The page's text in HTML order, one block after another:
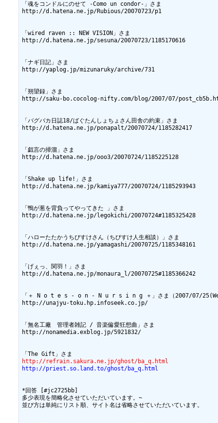
「魂をコンドルにのせて -Como un condor-」さま
http://d.hatena.ne.jp/Rubious/20070723/p1
「wired raven :: NEW VISION」さま
http://d.hatena.ne.jp/sesuna/20070723/1185170616
「ナギ日記」さま
http://yaplog.jp/mizunaruky/archive/731
「朔望録」さま
http://saku-bo.cocolog-nifty.com/blog/2007/07/
「バグバカ日誌18/ばぐたんしょちょさん田舎の約束」さま
http://d.hatena.ne.jp/ponapalt/20070724/1185282417
「戯言の掃溜」さま
http://d.hatena.ne.jp/ooo3/20070724/1185225128
「Shake up life!」さま
http://d.hatena.ne.jp/kamiya777/20070724/1185293943
「鴨が葱を背負ってやってきた 」さま
http://d.hatena.ne.jp/legokichi/20070724#1185325428
「ハローたたかうちびすけさん（ちびすけ人生相談）」さま
http://d.hatena.ne.jp/yamagashi/20070725/1185348161
「げぇっ、関羽！」さま
http://d.hatena.ne.jp/monaura_l/20070725#1185366242
「＋ N o t e s - o n - N u r s i n g ＋」さま（2007/07/
http://unajyu-toku.hp.infoseek.co.jp/
「無名工廠　管理者雑記 / 音楽偏愛狂想曲」さま
http://nonamedia.exblog.jp/5921832/
http://refrain.sakura.ne.jp/ghost/ba_q.html
http://priest.so.land.to/ghost/ba_q.html